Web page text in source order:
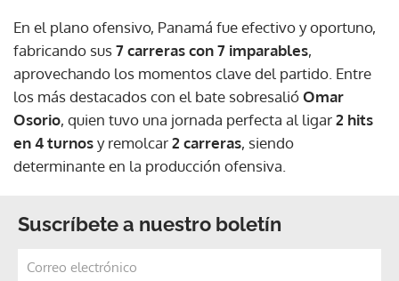
En el plano ofensivo, Panamá fue efectivo y oportuno,
fabricando sus7 carreras con 7 imparables,
aprovechando los momentos clave del partido. Entre
los más destacados con el bate sobresalióOmar
Osorio, quien tuvo una jornada perfecta al ligar2 hits
en 4 turnosy remolcar2 carreras, siendo
determinante en la producción ofensiva.
Suscríbete a nuestro boletín